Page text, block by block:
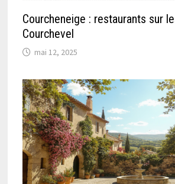
Courcheneige : restaurants sur
Courchevel
mai 12, 2025